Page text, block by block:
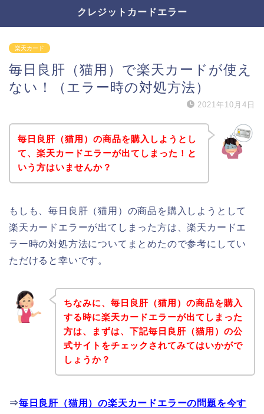
クレジットカードエラー
楽天カード
毎日良肝（猫用）で楽天カードが使え
ない！（エラー時の対処方法）
2021年10月4日
毎日良肝（猫用）の商品を購入しようとし
て、楽天カードエラーが出てしまった！と
いう方はいませんか？
もしも、毎日良肝（猫用）の商品を購入しようとして
楽天カードエラーが出てしまった方は、楽天カードエ
ラー時の対処方法についてまとめたので参考にしてい
ただけると幸いです。
ちなみに、毎日良肝（猫用）の商品を購入
する時に楽天カードエラーが出てしまった
方は、まずは、下記毎日良肝（猫用）の公
式サイトをチェックされてみてはいかがで
しょうか？
⇒毎日良肝（猫用）の楽天カードエラーの問題を今す